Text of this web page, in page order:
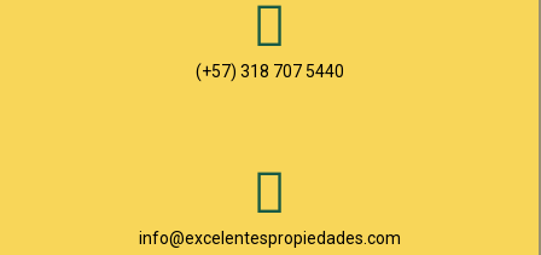
(+57) 318 707 5440
info@excelentespropiedades.com